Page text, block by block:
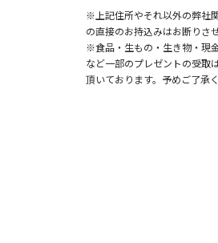
※上記住所やそれ以外の弊社
の直接のお持込みはお断りさ
※食品・生もの・生き物・現
など一部のプレゼントの受取
頂いております。予めご了承く